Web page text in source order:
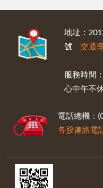
地址：
號 交通
服務時間
心中午不
電話總機：
各股連絡電